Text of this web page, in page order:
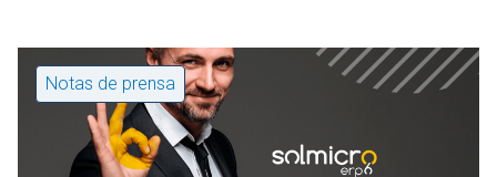
Notas de prensa